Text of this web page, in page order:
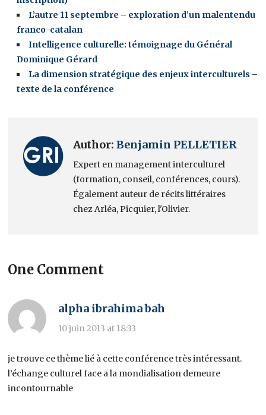
L’autre 11 septembre – exploration d’un malentendu
franco-catalan
Intelligence culturelle: témoignage du Général
Dominique Gérard
La dimension stratégique des enjeux interculturels –
texte de la conférence
Author:Benjamin PELLETIER
Expert en management interculturel
(formation, conseil, conférences, cours).
Également auteur de récits littéraires
chez Arléa, Picquier, l'Olivier.
One Comment
alpha ibrahima bah
10 juin 2013 at 18:33
je trouve ce thème lié à cette conférence très intéressant.
l’échange culturel face a la mondialisation demeure
incontournable